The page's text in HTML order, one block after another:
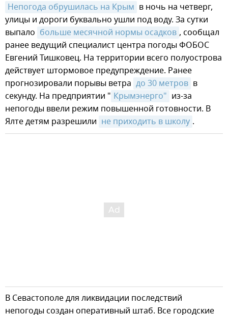
Непогода обрушилась на Крым в ночь на четверг,
улицы и дороги буквально ушли под воду. За сутки
выпало больше месячной нормы осадков , сообщал
ранее ведущий специалист центра погоды ФОБОС
Евгений Тишковец. На территории всего полуострова
действует штормовое предупреждение. Ранее
прогнозировали порывы ветра до 30 метров в
секунду. На предприятии " Крымэнерго" из-за
непогоды ввели режим повышенной готовности. В
Ялте детям разрешили не приходить в школу .
В Севастополе для ликвидации последствий
непогоды создан оперативный штаб. Все городские